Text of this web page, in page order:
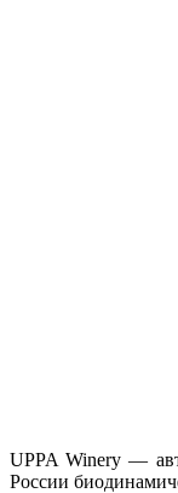
UPPA Winery —
России